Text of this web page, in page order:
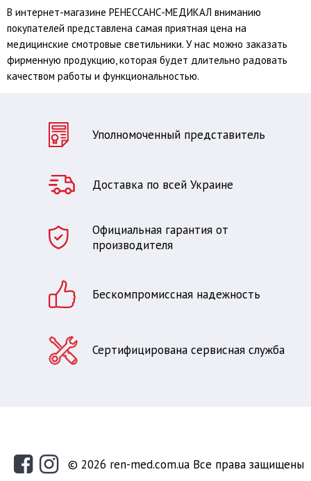
В интернет-магазине РЕНЕССАНС-МЕДИКАЛ вниманию
покупателей представлена самая приятная цена на
медицинские смотровые светильники. У нас можно заказать
фирменную продукцию, которая будет длительно радовать
качеством работы и функциональностью.
Уполномоченный представитель
Доставка по всей Украине
Официальная гарантия от
производителя
Бескомпромиссная надежность
Сертифицирована сервисная служба
© 2026 ren-med.com.ua Все права защищены